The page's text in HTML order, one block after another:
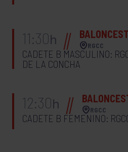
11:30h RGCC
CADETE B MASCULINO:
DE LA CONCHA
12:30h RGCC
CADETE B FEMENINO: